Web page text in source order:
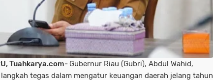
Tuahkarya.com- Gubernur Riau (Gubri), Abdul Wahid,
tegas dalam mengatur keuangan daerah jelang tahun